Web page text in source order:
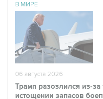
В МИРЕ
06 августа 2026
Трамп разозлился из-
истощении запасов